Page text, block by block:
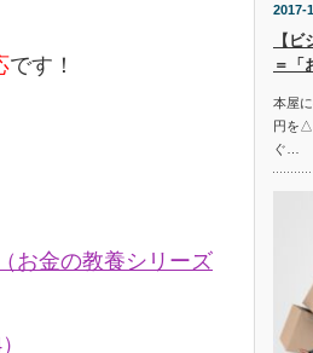
です！
お金の教養シリーズ
2017-
【
＝「
本屋
円を
ぐ…